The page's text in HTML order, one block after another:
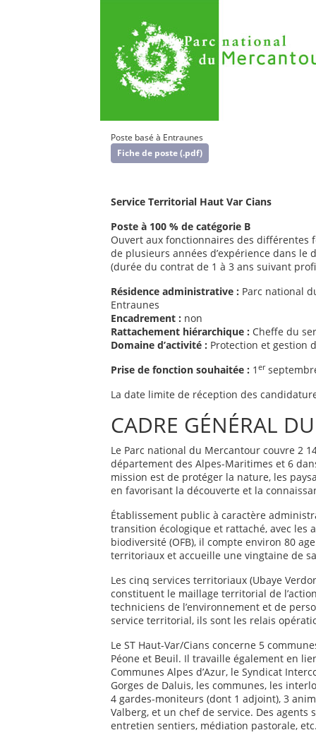
Poste basé à Entraunes
Fiche de poste (.pdf)
Service Territorial Haut Var Cians
Poste à 100 % de catégorie B
Ouvert aux fonctionnaires des différentes
de plusieurs années d’expérience dans le
(durée du contrat de 1 à 3 ans suivant
Résidence administrative : Parc national
Entraunes
Encadrement : non
Rattachement hiérarchique : Cheffe du
Domaine d’activité : Protection et gestion
Prise de fonction souhaitée : 1 er
La date limite de réception des
CADRE GÉNÉRAL
Le Parc national du Mercantour couvre 2
département des Alpes-Maritimes et 6
mission est de protéger la nature, les
en favorisant la découverte et la
Établissement public à caractère
transition écologique et rattaché, avec les
biodiversité (OFB), il compte environ 80
territoriaux et accueille une vingtaine de
Les cinq services territoriaux (Ubaye
constituent le maillage territorial de
techniciens de l’environnement et de
service territorial, ils sont les relais
Le ST Haut-Var/Cians concerne 5
Péone et Beuil. Il travaille également en
Communes Alpes d’Azur, le Syndicat
Gorges de Daluis, les communes, les
4 gardes-moniteurs (dont 1 adjoint), 3
Valberg, et un chef de service. Des agents
entretien sentiers, médiation pastorale,